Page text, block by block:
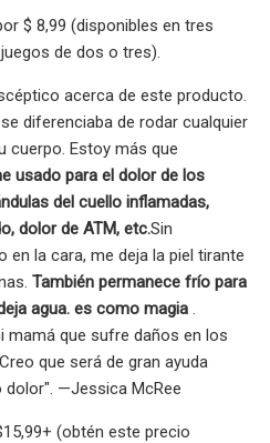
$ 8,99 (disponibles en tres
de dos o tres).
acerca de este producto.
diferenciaba de rodar cualquier
cuerpo. Estoy más que
usado para el dolor de los
del cuello inflamadas,
dolor de ATM, etc.Sin
en la cara, me deja la piel tirante
También permanece frío para
agua. es como magia .
mamá que sufre daños en los
que será de gran ayuda
dolor". —Jessica McRee
(obtén este precio